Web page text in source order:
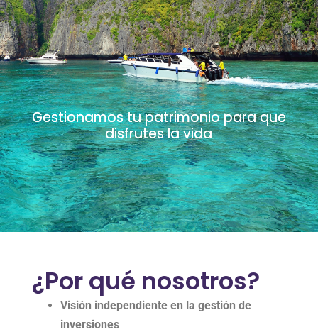
Gestionamos tu patrimonio para que
disfrutes la vida
¿Por qué nosotros?
Visión independiente en la gestión de
inversiones